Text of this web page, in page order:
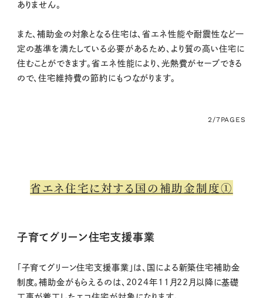
ありません。
また、補助金の対象となる住宅は、省エネ性能や耐震性など一
定の基準を満たしている必要があるため、より質の高い住宅に
住むことができます。省エネ性能により、光熱費がセーブできる
ので、住宅維持費の節約にもつながります。
2/7PAGES
省エネ住宅に対する国の補助金制度➀
子育てグリーン住宅支援事業
「子育てグリーン住宅支援事業」は、国による新築住宅補助金
制度。補助金がもらえるのは、2024年11月22月以降に基礎